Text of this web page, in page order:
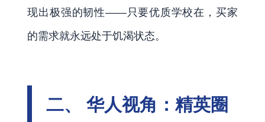
现出极强的韧性——只要优质学校在，买家
的需求就永远处于饥渴状态。
二、 华人视角：精英圈